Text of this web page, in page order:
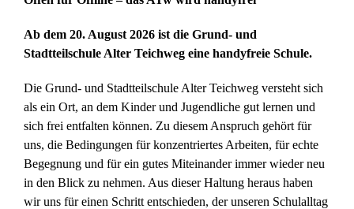
Ab dem 20. August 2026 ist die Grund- und
Stadtteilschule Alter Teichweg eine handyfreie Schule.
Die Grund- und Stadtteilschule Alter Teichweg versteht sich
als ein Ort, an dem Kinder und Jugendliche gut lernen und
sich frei entfalten können. Zu diesem Anspruch gehört für
uns, die Bedingungen für konzentriertes Arbeiten, für echte
Begegnung und für ein gutes Miteinander immer wieder neu
in den Blick zu nehmen. Aus dieser Haltung heraus haben
wir uns für einen Schritt entschieden, der unseren Schulalltag